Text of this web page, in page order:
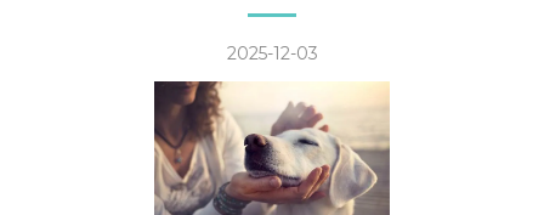
2025-12-03